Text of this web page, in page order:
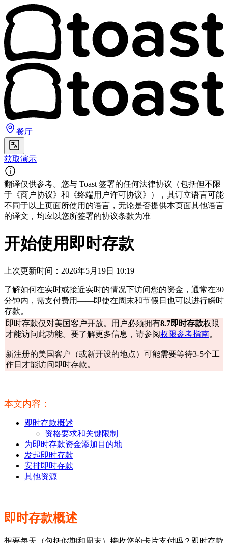
餐厅
获取演示
翻译仅供参考。您与 Toast 签署的任何法律协议（包括但不限
于《商户协议》和《终端用户许可协议》），其订立语言可能
不同于以上页面所使用的语言，无论是否提供本页面其他语言
的译文，均应以您所签署的协议条款为准
开始使用即时存款
上次更新时间：2026年5月19日 10:19
了解如何在实时或接近实时的情况下访问您的资金，通常在30
分钟内，需支付费用——即使在周末和节假日也可以进行瞬时
存款。
即时存款仅对美国客户开放。用户必须拥有8.7即时存款权限
才能访问此功能。要了解更多信息，请参阅权限参考指南。
新注册的美国客户（或新开设的地点）可能需要等待3-5个工
作日才能访问即时存款。
本文内容：
即时存款概述
资格要求和关键限制
为即时存款资金添加目的地
发起即时存款
安排即时存款
其他资源
即时存款概述